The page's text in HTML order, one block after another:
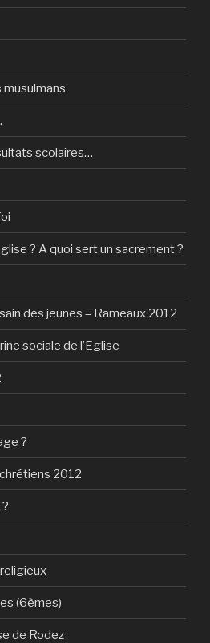
musulmans
scolaires…
? A quoi sert un sacrement ?
des jeunes – Rameaux 2012
sociale de l’Eglise
?
2012
(6èmes)
de Rodez